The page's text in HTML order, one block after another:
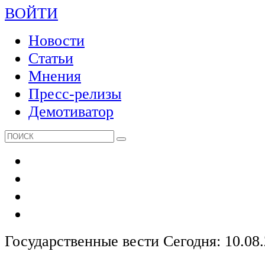
ВОЙТИ
Новости
Статьи
Мнения
Пресс-релизы
Демотиватор
Государственные вести Сегодня: